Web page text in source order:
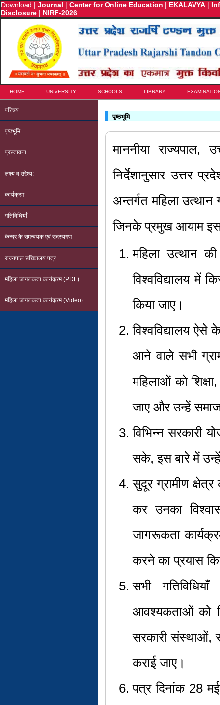
Download | Journal | Center for Online Education | EKALAVYA |
Disclosure | NIRF-2026
HOME UNIVERSITY SCHOOLS LIBRARY
परिचय
पृष्ठभूमि
प्रस्तावना
लक्ष्य व उद्देश्य:
कार्यक्रम
गतिविधियाँ
केन्द्र के समन्वयक एवं सदस्यगण
राज्यपाल सचिवालय पत्र
महिला जागरूकता कार्यक्रम (PDF)
महिला जागरूकता कार्यक्रम (Video)
पृष्ठभूमि
माननीया
निर्देशानुसार उत्तर
अन्तर्गत महिला
जिनके प्रमुख आयाम
महिला उत्थान
विश्वविद्यालय में
किया जाए।
विश्वविद्यालय
आने वाले सभी
महिलाओं को
जाए और उन्हें
विभिन्न सरकारी
सके, इस बारे में
सुदूर ग्रामीण
कर उनका
जागरूकता
करने का प्रयास
सभी
आवश्यकताओं को
सरकारी संस्थाओं,
कराई जाए।
पत्र दिनांक 28